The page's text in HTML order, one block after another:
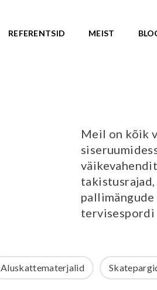
REFERENTSID MEIST
Minirambid
Skatepargi elemendid
Monoliitsed skatepargid
Mobiilsed skatepargi
VÄLIMÖÖBEL
Meil on kõik
tervisespordi
Aluskattematerjalid